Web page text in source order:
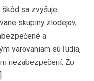
sa zvyšuje.
skupiny zlodejov,
a
varovaniam sú ľudia,
nezabezpečení. Zo